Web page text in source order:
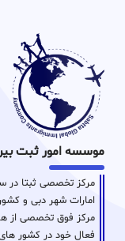
موسسه امور ثبت بین المللی
امارات شهر دبی و
مرکز فوق تخصصی از
فعال خود در کشور های